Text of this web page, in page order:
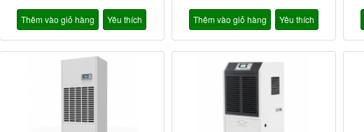
Thêm vào giỏ hàng Yêu thích Thêm vào giỏ hàng Yêu thích